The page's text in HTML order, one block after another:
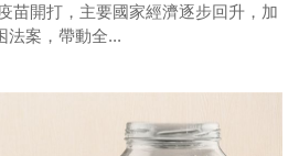
苗開打，主要國家經濟逐步回升，加
法案，帶動全...